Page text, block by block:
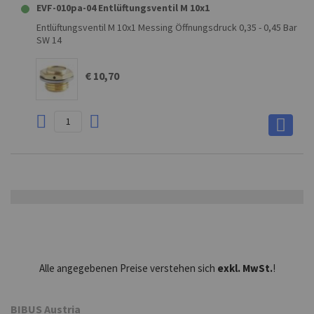
EVF-010pa-04 Entlüftungsventil M 10x1
Entlüftungsventil M 10x1 Messing Öffnungsdruck 0,35 - 0,45 Bar
SW 14
€ 10,70
Alle angegebenen Preise verstehen sich exkl. MwSt.!
BIBUS Austria